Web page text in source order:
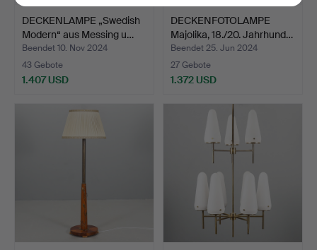
DECKENLAMPE „Swedish
Modern“ aus Messing u…
Beendet 10. Nov 2024
43 Gebote
1.407 USD
DECKENFOTOLAMPE
Majolika, 18./20. Jahrhund…
Beendet 25. Jun 2024
27 Gebote
1.372 USD